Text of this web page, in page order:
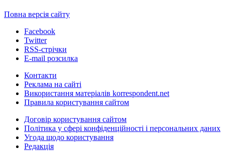
Повна версія сайту
Facebook
Twitter
RSS-стрічки
E-mail розсилка
Контакти
Реклама на сайті
Використання матеріалів korrespondent.net
Правила користування сайтом
Договір користування сайтом
Політика у сфері конфіденційності і персональних даних
Угода щодо користування
Редакція